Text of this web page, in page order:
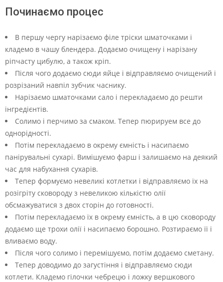
Починаємо процес
В першу чергу нарізаємо філе тріски шматочками і
кладемо в чашу блендера. Додаємо очищену і нарізану
ріпчасту цибулю, а також кріп.
Після чого додаємо сюди яйце і відправляємо очищений і
розрізаний навпіл зубчик часнику.
Нарізаємо шматочками сало і перекладаємо до решти
інгредієнтів.
Солимо і перчимо за смаком. Тепер пюрируем все до
однорідності.
Потім перекладаємо в окрему ємність і насипаємо
панірувальні сухарі. Вимішуємо фарш і залишаємо на деякий
час для набухання сухарів.
Тепер формуємо невеликі котлетки і відправляємо їх на
розігріту сковороду з невеликою кількістю олії
обсмажуватися з двох сторін до готовності.
Потім перекладаємо їх в окрему ємність, а в цю сковороду
додаємо ще трохи олії і насипаємо борошно. Розтираємо її і
вливаємо воду.
Після чого солимо і перемішуємо, потім додаємо сметану.
Тепер доводимо до загустіння і відправляємо сюди
котлети. Кладемо гілочки чебрецю і ложку вершкового